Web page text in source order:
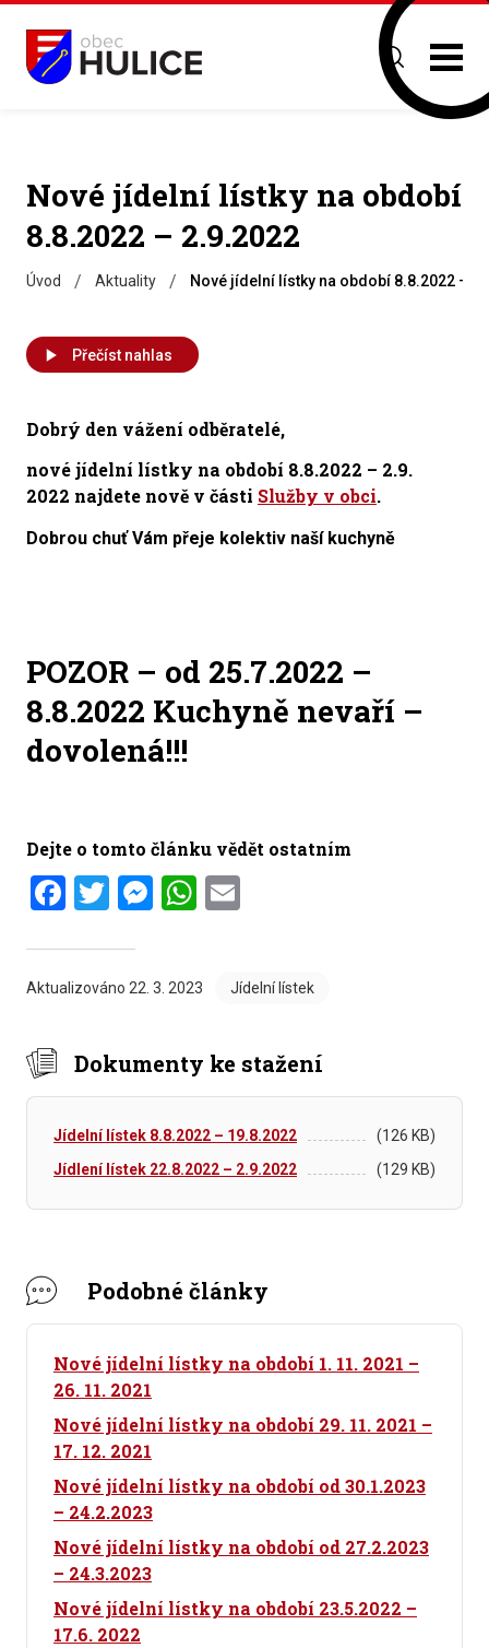
Nové jídelní lístky na období
8.8.2022 – 2.9.2022
Úvod / Aktuality / Nové jídelní lístky na období 8.8.2022 –
Přečíst nahlas
Dobrý den vážení odběratelé,
nové jídelní lístky na období 8.8.2022 – 2.9.
2022 najdete nově v části Služby v obci.
Dobrou chuť Vám přeje kolektiv naší kuchyně
POZOR – od 25.7.2022 –
8.8.2022 Kuchyně nevaří –
dovolená!!!
Dejte o tomto článku vědět ostatním
Facebook
Twitter
Messenger
WhatsApp
Aktualizováno 22. 3. 2023 Jídelní lístek
Dokumenty ke stažení
Jídelní lístek 8.8.2022 – 19.8.2022
(126 KB)
Jídlení lístek 22.8.2022 – 2.9.2022
(129 KB)
Podobné články
Nové jídelní lístky na období 1. 11. 2021 –
26. 11. 2021
Nové jídelní lístky na období 29. 11. 2021 –
17. 12. 2021
Nové jídelní lístky na období od 30.1.2023
– 24.2.2023
Nové jídelní lístky na období od 27.2.2023
– 24.3.2023
Nové jídelní lístky na období 23.5.2022 –
17.6. 2022